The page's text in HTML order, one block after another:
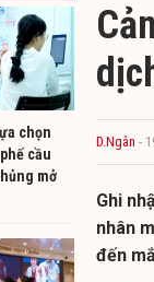
chọn
cầu
mở
D.Ngân -
Ghi
nhân
đến